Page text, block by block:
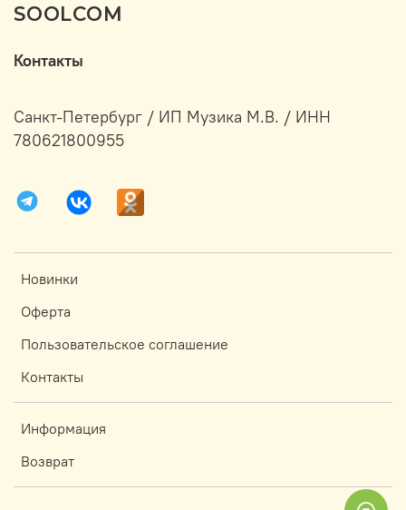
SOOLCOM
Новинки
Оферта
Пользовательское соглашение
Контакты
Информация
Возврат
Контакты
Санкт-Петербург / ИП Музика М.В. / ИНН
780621800955